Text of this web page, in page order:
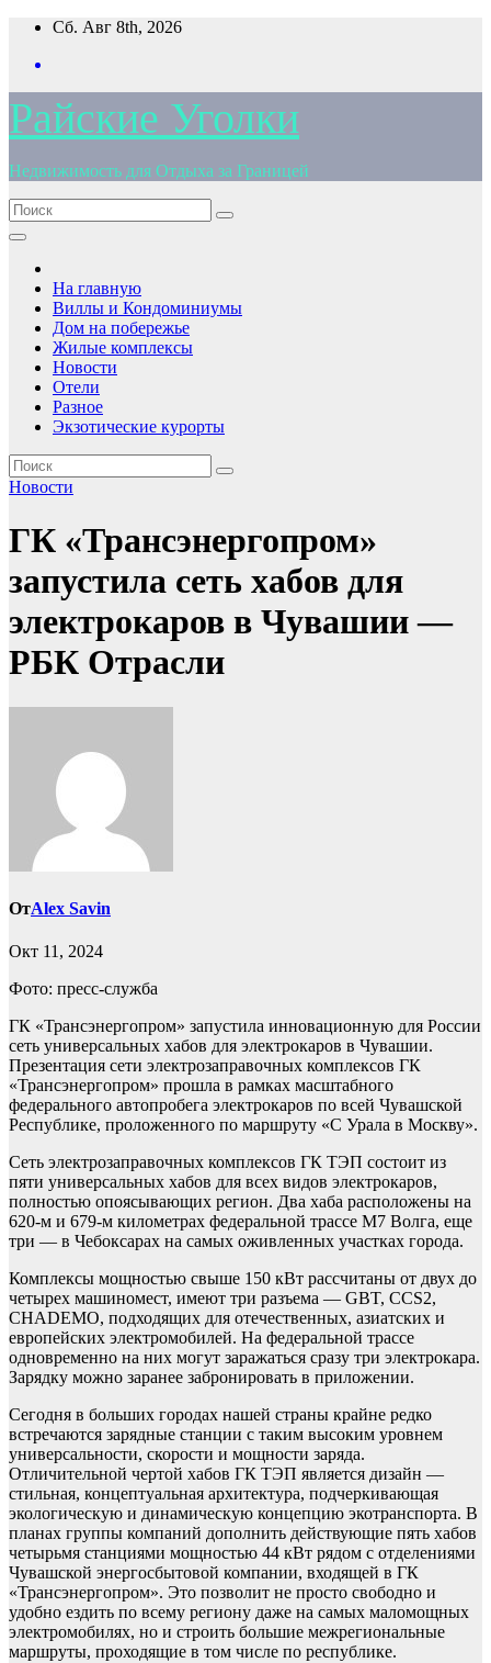
Перейти
содержимому
Сб. Авг 8th, 2026
Райские Уголки
Недвижимость для Отдыха за Границей
На главную
Виллы и Кондоминиумы
Дом на побережье
Жилые комплексы
Новости
Отели
Разное
Экзотические курорты
Новости
ГК «Трансэнергопром»
запустила сеть хабов для
электрокаров в Чувашии —
РБК Отрасли
ОтAlex Savin
Окт 11, 2024
Фото: пресс-служба
ГК «Трансэнергопром» запустила инновационную для России
сеть универсальных хабов для электрокаров в Чувашии.
Презентация сети электрозаправочных комплексов ГК
«Трансэнергопром» прошла в рамках масштабного
федерального автопробега электрокаров по всей Чувашской
Республике, проложенного по маршруту «С Урала в Москву».
Сеть электрозаправочных комплексов ГК ТЭП состоит из
пяти универсальных хабов для всех видов электрокаров,
полностью опоясывающих регион. Два хаба расположены на
620-м и 679-м километрах федеральной трассе М7 Волга, еще
три — в Чебоксарах на самых оживленных участках города.
Комплексы мощностью свыше 150 кВт рассчитаны от двух до
четырех машиномест, имеют три разъема — GBT, CCS2,
CHADEMO, подходящих для отечественных, азиатских и
европейских электромобилей. На федеральной трассе
одновременно на них могут заражаться сразу три электрокара.
Зарядку можно заранее забронировать в приложении.
Сегодня в больших городах нашей страны крайне редко
встречаются зарядные станции с таким высоким уровнем
универсальности, скорости и мощности заряда.
Отличительной чертой хабов ГК ТЭП является дизайн —
стильная, концептуальная архитектура, подчеркивающая
экологическую и динамическую концепцию экотранспорта. В
планах группы компаний дополнить действующие пять хабов
четырьмя станциями мощностью 44 кВт рядом с отделениями
Чувашской энергосбытовой компании, входящей в ГК
«Трансэнергопром». Это позволит не просто свободно и
удобно ездить по всему региону даже на самых маломощных
электромобилях, но и строить большие межрегиональные
маршруты, проходящие в том числе по республике.